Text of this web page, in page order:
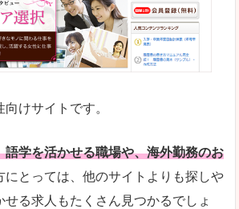
ページからこだわりや条件などをクイックに
めての転職や、転職活動において不安や心配
でうまく仕事を探せなくても、会員登録をす
ン転職」全体として、会員数がとても多い印
けサイトです。
語学を活かせる職場や、海外勤務のお
にとっては、他のサイトよりも探しや
る求人もたくさん見つかるでしょ